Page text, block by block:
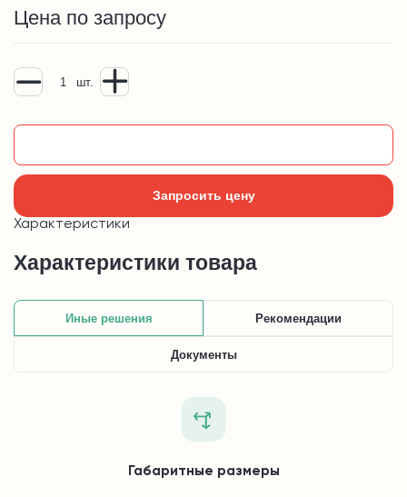
Цена по запросу
шт.
Запросить цену
Характеристики
Характеристики товара
Иные решения Рекомендации
Документы
Габаритные размеры